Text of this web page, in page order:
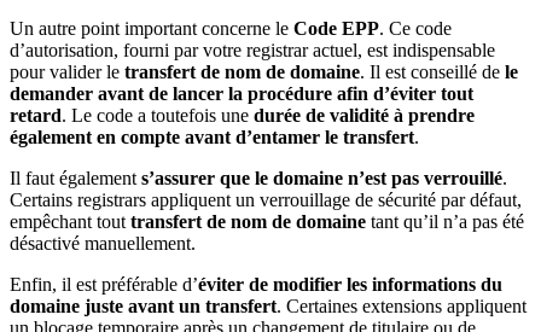
Un autre point important concerne le Code EPP. Ce code
d’autorisation, fourni par votre registrar actuel, est indispensable
pour valider le transfert de nom de domaine. Il est conseillé de le
demander avant de lancer la procédure afin d’éviter tout
retard. Le code a toutefois une durée de validité à prendre
également en compte avant d’entamer le transfert.
Il faut également s’assurer que le domaine n’est pas verrouillé.
Certains registrars appliquent un verrouillage de sécurité par défaut,
empêchant tout transfert de nom de domaine tant qu’il n’a pas été
désactivé manuellement.
Enfin, il est préférable d’éviter de modifier les informations du
domaine juste avant un transfert. Certaines extensions appliquent